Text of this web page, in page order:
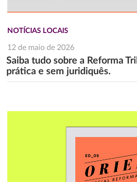
NOTÍCIAS LOCAIS
12 de maio de 2026
Saiba tudo sobre a Reforma
prática e sem juridiquês.